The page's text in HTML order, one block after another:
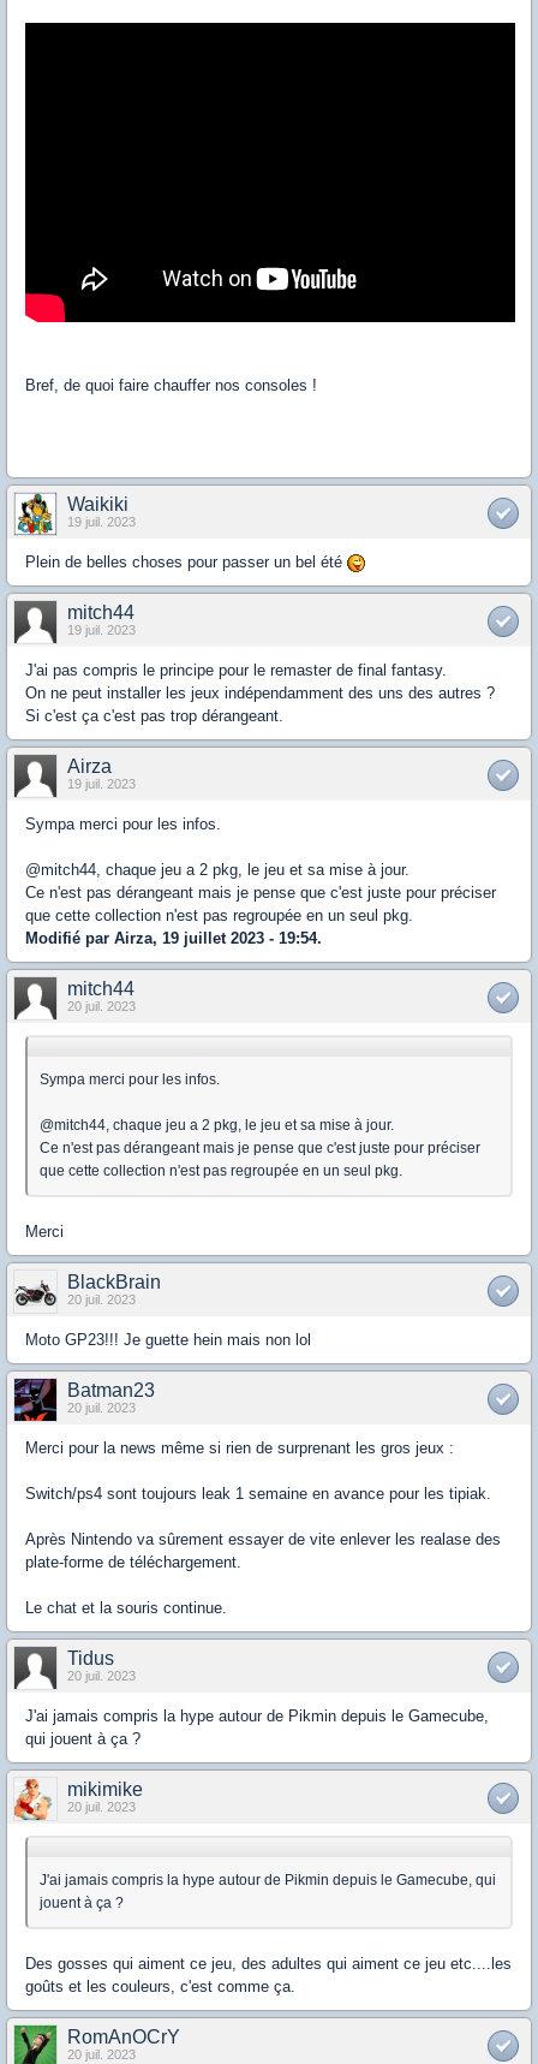
Bref, de quoi faire chauffer nos consoles !
Waikiki
19 juil. 2023
Plein de belles choses pour passer un bel été
mitch44
19 juil. 2023
J'ai pas compris le principe pour le remaster de final fantasy.
On ne peut installer les jeux indépendamment des uns des autres ?
Si c'est ça c'est pas trop dérangeant.
Airza
19 juil. 2023
Sympa merci pour les infos.
@mitch44, chaque jeu a 2 pkg, le jeu et sa mise à jour.
Ce n'est pas dérangeant mais je pense que c'est juste pour préciser
que cette collection n'est pas regroupée en un seul pkg.
Modifié par Airza, 19 juillet 2023 - 19:54.
mitch44
20 juil. 2023
Sympa merci pour les infos.
@mitch44, chaque jeu a 2 pkg, le jeu et sa mise à jour.
Ce n'est pas dérangeant mais je pense que c'est juste pour préciser
que cette collection n'est pas regroupée en un seul pkg.
Merci
BlackBrain
20 juil. 2023
Moto GP23!!! Je guette hein mais non lol
Batman23
20 juil. 2023
Merci pour la news même si rien de surprenant les gros jeux :
Switch/ps4 sont toujours leak 1 semaine en avance pour les tipiak.
Après Nintendo va sûrement essayer de vite enlever les realase des
plate-forme de téléchargement.
Le chat et la souris continue.
Tidus
20 juil. 2023
J'ai jamais compris la hype autour de Pikmin depuis le Gamecube,
qui jouent à ça ?
mikimike
20 juil. 2023
J'ai jamais compris la hype autour de Pikmin depuis le Gamecube, qui
jouent à ça ?
Des gosses qui aiment ce jeu, des adultes qui aiment ce jeu etc....les
goûts et les couleurs, c'est comme ça.
RomAnOCrY
20 juil. 2023